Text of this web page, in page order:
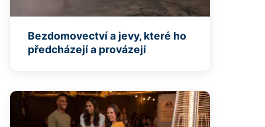
Bezdomovectví a jevy, které ho
předcházejí a provázejí